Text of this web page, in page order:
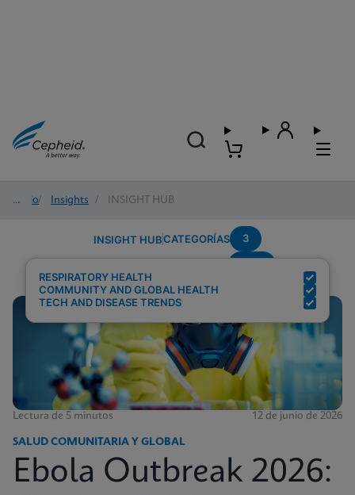
Inicio/ Insights / INSIGHT HUB
INSIGHT HUBCATEGORÍAS 3
RESPIRATORY HEALTH
COMMUNITY AND GLOBAL HEALTH
TECH AND DISEASE TRENDS
Lectura de 5 minutos 12 de junio de 2026
SALUD COMUNITARIA Y GLOBAL
Ebola Outbreak 2026: